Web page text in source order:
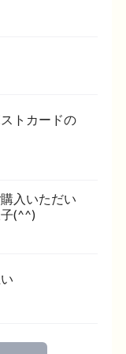
トカードの
入いただい
(^^)